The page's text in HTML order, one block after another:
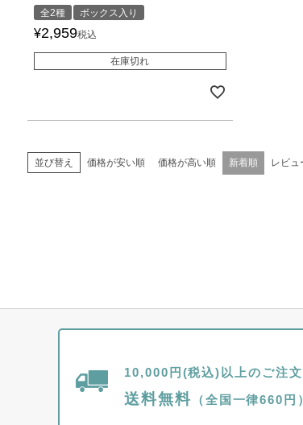
全2種 ボックス入り
¥2,959税込
在庫切れ
並び替え 価格が安い順 価格が高い順 新着順 レビュ
10,000円(税込)以上のご注
送料無料 （全国一律660円